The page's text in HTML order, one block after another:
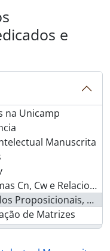
e
Pessoais
Administrativas
na Unicamp
Manuscrita
Cw e Relacionados
de Predicados e Matrizes
de Matrizes
de ordem superior